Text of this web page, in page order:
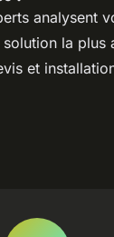
analysent
la plus
et